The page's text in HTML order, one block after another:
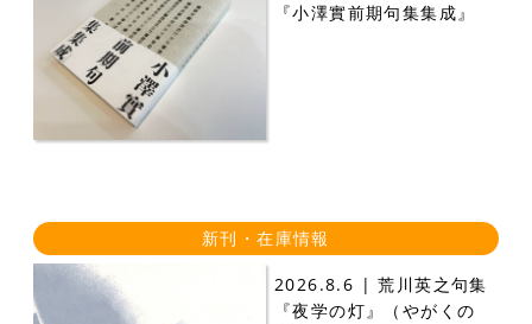
『小澤實前期句集集成』
新刊・在庫情報
2026.8.6 | 荒川英之句集
『夜学の灯』（やがくの